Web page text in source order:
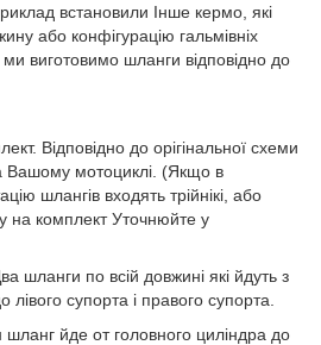
встановили Інше кермо, які
або конфігурацію гальмівніх
виготовимо шланги відповідно до
Відповідно до орігінальної схеми
Вашому мотоциклі. (Якщо в
шлангів входять трійнікі, або
на комплект Уточнюйте у
шланги по всій довжині які йдуть з
лівого супорта і правого супорта.
йде от головного циліндра до